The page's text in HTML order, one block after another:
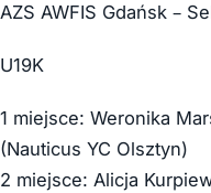
AZS AWFIS Gdańsk –
U19K
1 miejsce: Weronika
(Nauticus YC Olsztyn)
2 miejsce: Alicja